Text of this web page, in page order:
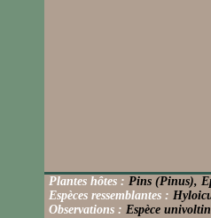
Plantes hôtes : Pins (Pinus),
Espèces ressemblantes :
Observations : Espèce